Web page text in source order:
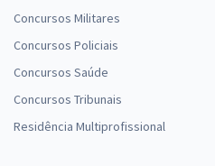
Concursos Militares
Concursos Policiais
Concursos Saúde
Concursos Tribunais
Residência Multiprofissional